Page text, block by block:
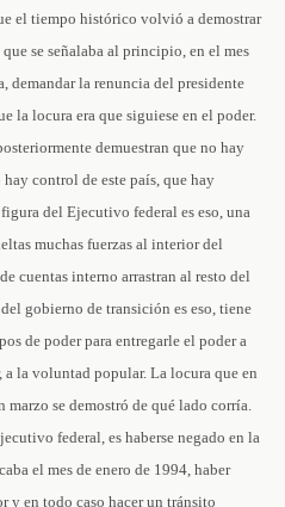
el tiempo histórico volvió a demostrar
se señalaba al principio, en el mes
demandar la renuncia del presidente
la locura era que siguiese en el poder.
demuestran que no hay
control de este país, que hay
del Ejecutivo federal es eso, una
muchas fuerzas al interior del
cuentas interno arrastran al resto del
gobierno de transición es eso, tiene
de poder para entregarle el poder a
a la voluntad popular. La locura que en
marzo se demostró de qué lado corría.
federal, es haberse negado en la
el mes de enero de 1994, haber
y en todo caso hacer un tránsito